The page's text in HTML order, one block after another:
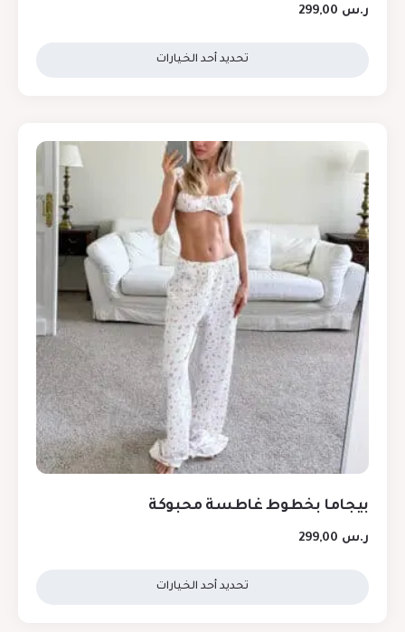
ر.س
تحديد أحد الخيارات
بيجاما بخطوط غاطسة محبوكة
ر.س
تحديد أحد الخيارات